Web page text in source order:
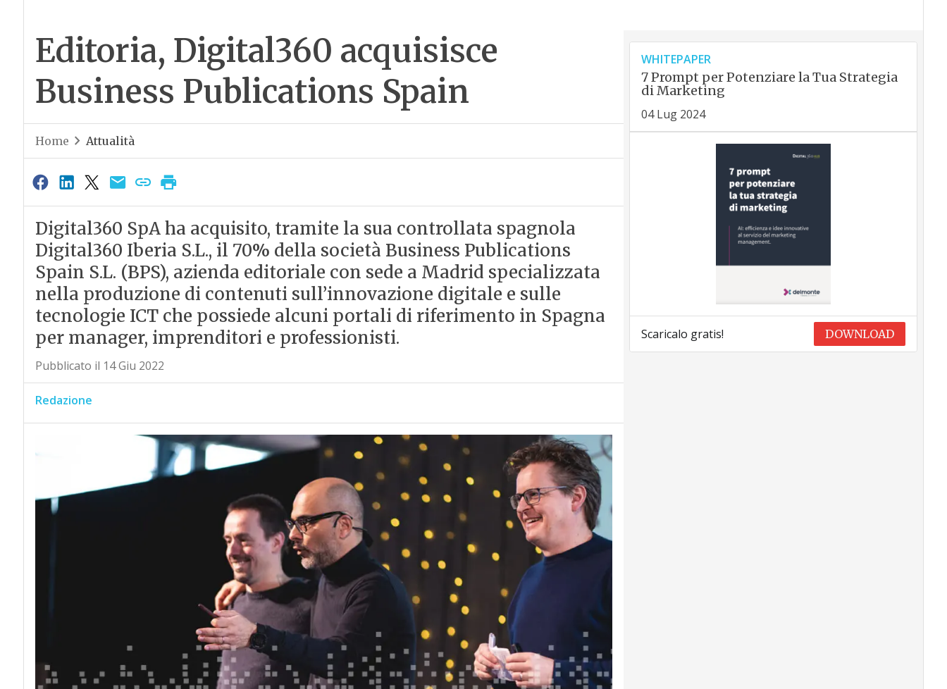
Editoria, Digital360 acquisisce
Business Publications Spain
Home Attualità
Digital360 SpA ha acquisito, tramite la sua controllata spagnola
Digital360 Iberia S.L., il 70% della società Business Publications
Spain S.L. (BPS), azienda editoriale con sede a Madrid specializzata
nella produzione di contenuti sull’innovazione digitale e sulle
tecnologie ICT che possiede alcuni portali di riferimento in Spagna
per manager, imprenditori e professionisti.
Pubblicato il 14 Giu 2022
Redazione
WHITEPAPER
7 Prompt per Potenziare la Tua Strategia
di Marketing
04 Lug 2024
Scaricalo gratis! DOWNLOAD